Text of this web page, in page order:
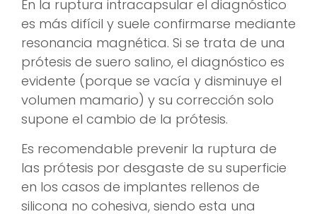
En la ruptura intracapsular el diagnóstico
es más difícil y suele confirmarse mediante
resonancia magnética. Si se trata de una
prótesis de suero salino, el diagnóstico es
evidente (porque se vacía y disminuye el
volumen mamario) y su corrección solo
supone el cambio de la prótesis.
Es recomendable prevenir la ruptura de
las prótesis por desgaste de su superficie
en los casos de implantes rellenos de
silicona no cohesiva, siendo esta una